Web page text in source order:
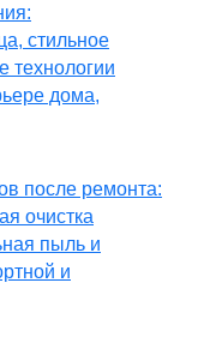
стильное
технологии
дома,
после ремонта:
очистка
пыль и
и